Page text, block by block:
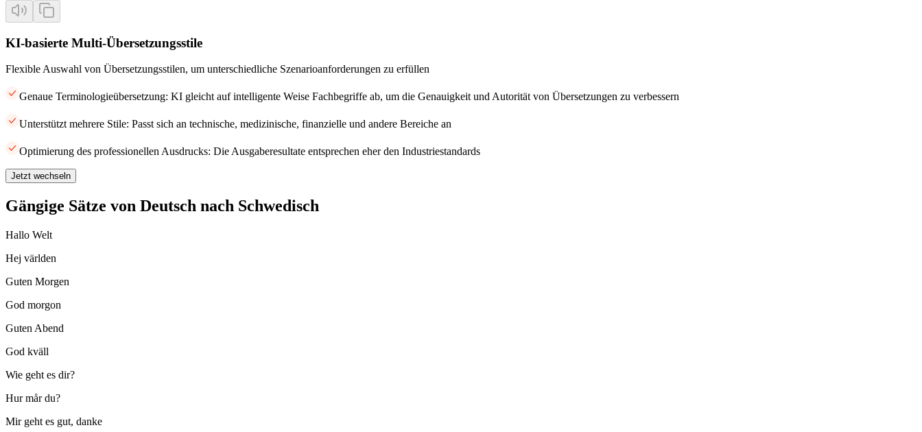
KI-basierte Multi-Übersetzungsstile
Flexible Auswahl von Übersetzungsstilen, um unterschiedliche Szenarioanforderungen zu erfüllen
Genaue Terminologieübersetzung: KI gleicht auf intelligente Weise Fachbegriffe ab, um die Genauigkeit und Autorität von Übersetzungen zu verbessern
Unterstützt mehrere Stile: Passt sich an technische, medizinische, finanzielle und andere Bereiche an
Optimierung des professionellen Ausdrucks: Die Ausgaberesultate entsprechen eher den Industriestandards
Jetzt wechseln
Gängige Sätze von Deutsch nach Schwedisch
Hallo Welt
Hej världen
Guten Morgen
God morgon
Guten Abend
God kväll
Wie geht es dir?
Hur mår du?
Mir geht es gut, danke